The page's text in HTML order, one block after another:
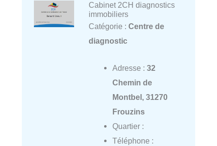
Cabinet 2CH diagnostics
immobiliers
Catégorie : Centre de
diagnostic
Adresse : 32
Chemin de
Montbel, 31270
Frouzins
Quartier :
Téléphone :